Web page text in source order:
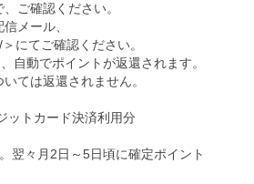
ご確認ください。
メール、
＞にてご確認ください。
自動でポイントが返還されます。
ては返還されません。
ットカード決済利用分
翌々月2日～5日頃に確定ポイント